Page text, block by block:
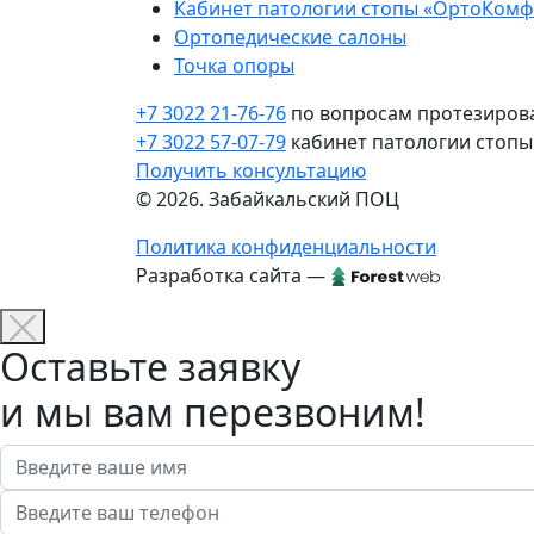
Кабинет патологии стопы
Ортопедические салоны
Точка опоры
+7 3022 21-76-76 по вопросам
+7 3022 57-07-79 кабинет патологии стопы
Получить консультацию
© 2026. Забайкальский ПОЦ
Политика конфиденциальности
Разработка сайта —
Оставьте заявку
и мы вам перезвоним!